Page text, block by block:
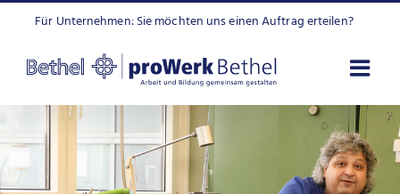
Zum
springen
Für Unternehmen: Sie möchten uns einen Auftrag erteilen?